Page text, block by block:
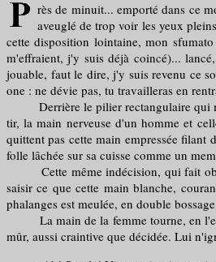
rès de minuit... emporté dans ce
aveuglé de trop voir les yeux
cette disposition lointaine, mon
m'effraient, j'y suis déjà coincé)...
jouable, faut le dire, j'y suis revenu ce
one : ne dévie pas, tu travailleras en
Derrière le pilier rectangulaire qui me
tir, la main nerveuse d'un homme et
quittent pas cette main empressée filant
folle lâchée sur sa cuisse comme un
Cette même indécision, qui fait
saisir ce que cette main blanche,
phalanges est meulée, en double
La main de la femme tourne, en
mûr, aussi craintive que décidée. Lui